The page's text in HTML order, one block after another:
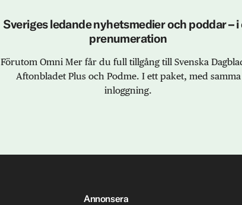
Sveriges ledande nyhetsmedier och poddar – i
prenumeration
Förutom Omni Mer får du full tillgång till Svenska
Aftonbladet Plus och Podme. I ett paket, med samma
inloggning.
Annonsera